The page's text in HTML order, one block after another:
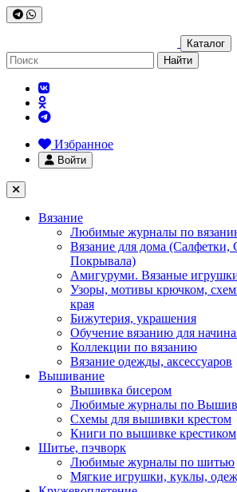
Каталог
Найти
Избранное
Войти
Вязание
Любимые журналы по
Вязание для дома (Салфетки,
Покрывала)
Амигуруми. Вязаные
Узоры, мотивы крючком,
края
Бижутерия, украшения
Обучение вязанию для
Коллекции по вязанию
Вязание одежды, аксессуаров
Вышивание
Вышивка бисером
Любимые журналы по
Схемы для вышивки крестом
Книги по вышивке крестиком
Шитье, пэчворк
Любимые журналы по шитью
Мягкие игрушки, куклы,